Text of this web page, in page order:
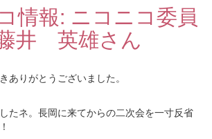
情報: ニコニコ委員
英雄さん
ありがとうございました。
たネ。長岡に来てからの二次会を一寸反省